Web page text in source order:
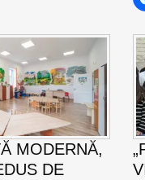
MODERNĂ,
DE